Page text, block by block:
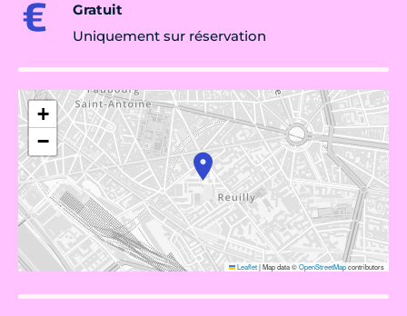
Gratuit
Uniquement sur réservation
+
−
Leaflet|Map data ©OpenStreetMapcontributors